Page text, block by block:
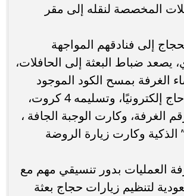
المخصصة لنقله إلى مقر
إلى فنادقهم المواجهة
يصعد ضباط البعثة إلى الحافلات،
الغرفة بمسح الكود الموجود
على هوية كل حاج إلكترونيًا، وتسليمه 4 كروت،
الغرفة، وكارت الوجبة الجافة ،
وكارت زيارة الروضة
العمليات بدور تنسيقي مهم مع
لتنظيم زيارات حجاج بعثة